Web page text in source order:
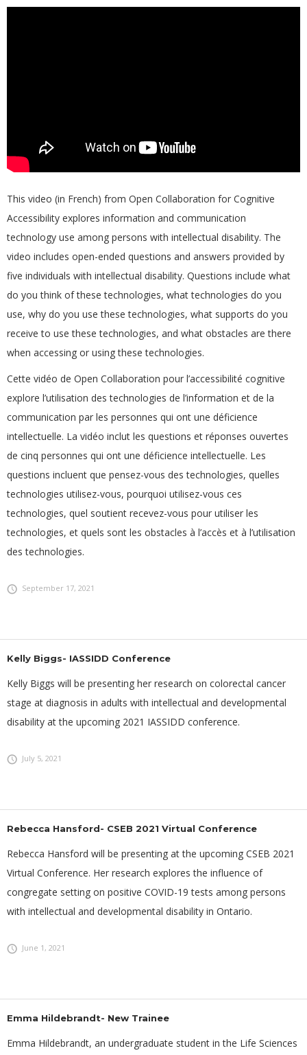
This video (in French) from Open Collaboration for Cognitive
Accessibility explores information and communication
technology use among persons with intellectual disability. The
video includes open-ended questions and answers provided by
five individuals with intellectual disability. Questions include what
do you think of these technologies, what technologies do you
use, why do you use these technologies, what supports do you
receive to use these technologies, and what obstacles are there
when accessing or using these technologies.
Cette vidéo de Open Collaboration pour l’accessibilité cognitive
explore l’utilisation des technologies de l’information et de la
communication par les personnes qui ont une déficience
intellectuelle. La vidéo inclut les questions et réponses ouvertes
de cinq personnes qui ont une déficience intellectuelle. Les
questions incluent que pensez-vous des technologies, quelles
technologies utilisez-vous, pourquoi utilisez-vous ces
technologies, quel soutient recevez-vous pour utiliser les
technologies, et quels sont les obstacles à l’accès et à l’utilisation
des technologies.
September 17, 2021
Kelly Biggs- IASSIDD Conference
Kelly Biggs will be presenting her research on colorectal cancer
stage at diagnosis in adults with intellectual and developmental
disability at the upcoming 2021 IASSIDD conference.
July 5, 2021
Rebecca Hansford- CSEB 2021 Virtual Conference
Rebecca Hansford will be presenting at the upcoming CSEB 2021
Virtual Conference. Her research explores the influence of
congregate setting on positive COVID-19 tests among persons
with intellectual and developmental disability in Ontario.
June 1, 2021
Emma Hildebrandt- New Trainee
Emma Hildebrandt, an undergraduate student in the Life Sciences